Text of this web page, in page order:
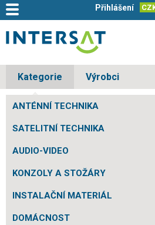
Přihlášení
Kategorie Výrobci
ANTÉNNÍ TECHNIKA
SATELITNÍ TECHNIKA
AUDIO-VIDEO
KONZOLY A STOŽÁRY
INSTALAČNÍ MATERIÁL
DOMÁCNOST